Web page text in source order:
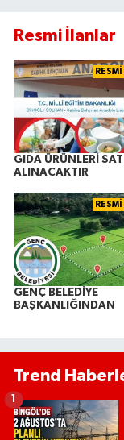
Resmi İlanlar
GIDA ÜRÜNLERİ
ALINACAKTIR
GENÇ BELEDİYE
BAŞKANLIĞINDAN
Trend